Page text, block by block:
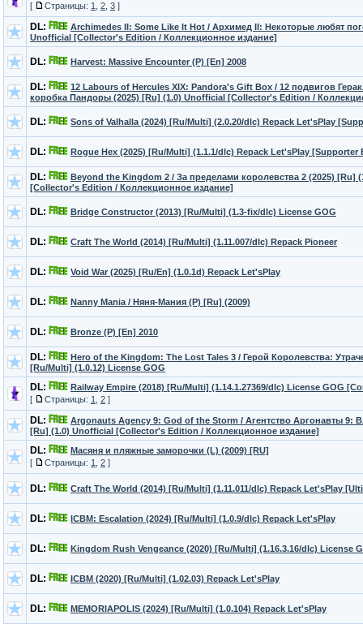
[
Страницы: 1 2 3 ]
DL:
Archimedes II: Some Like It Hot / Архимед II: Некоторые любят
Unofficial [Collector's Edition / Коллекционное издание]
DL: Harvest: Massive Encounter (P) [En] 2008
DL:
12 Labours of Hercules XIX: Pandora's Gift Box / 12 подвигов
коробка Пандоры (2025) [Ru] (1.0) Unofficial [Collector's Edition /
DL: Sons of Valhalla (2024) [Ru/Multi] (2.0.20/dlc) Repack Let'sРlay
DL: Rogue Hex (2025) [Ru/Multi] (1.1.1/dlc) Repack Let'sРlay [Supporter
DL:
Beyond the Kingdom 2 / За пределами королевства 2 (2025) [Ru]
[Collector's Edition / Коллекционное издание]
DL: Bridge Constructor (2013) [Ru/Multi] (1.3-fix/dlc) License GOG
DL: Craft The World (2014) [Ru/Multi] (1.11.007/dlc) Repack Pioneer
DL: Void War (2025) [Ru/En] (1.0.1d) Repack Let'sРlay
DL: Nanny Mania / Няня-Мания (P) [Ru] (2009)
DL: Bronze (P) [En] 2010
DL:
Hero of the Kingdom: The Lost Tales 3 / Герой Королевства:
[Ru/Multi] (1.0.12) License GOG
DL:
Railway Empire (2018) [Ru/Multi] (1.14.1.27369/dlc) License GOG
[
Страницы: 1 2 ]
DL:
Argonauts Agency 9: God of the Storm / Агентство Аргонавты 9:
[Ru] (1.0) Unofficial [Collector's Edition / Коллекционное издание]
DL:
Масяня и пляжные заморочки (L) (2009) [RU]
[
Страницы: 1 2 ]
DL: Craft The World (2014) [Ru/Multi] (1.11.011/dlc) Repack Let'sРlay
DL: ICBM: Escalation (2024) [Ru/Multi] (1.0.9/dlc) Repack Let'sРlay
DL: Kingdom Rush Vengeance (2020) [Ru/Multi] (1.16.3.16/dlc) License
DL: ICBM (2020) [Ru/Multi] (1.02.03) Repack Let'sРlay
DL: MEMORIAPOLIS (2024) [Ru/Multi] (1.0.104) Repack Let'sРlay